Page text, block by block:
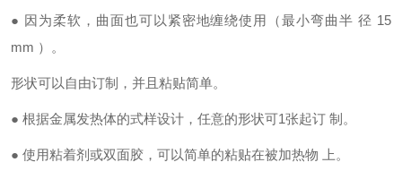
● 因为柔软，曲面也可以紧密地缠绕使用（最小弯曲半 径 15
mm ）。
形状可以自由订制，并且粘贴简单。
● 根据金属发热体的式样设计，任意的形状可1张起订 制。
● 使用粘着剂或双面胶，可以简单的粘贴在被加热物 上。